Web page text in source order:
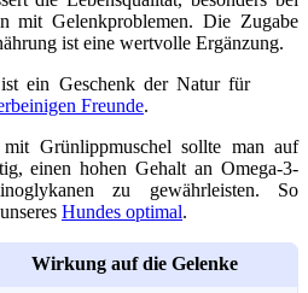
mit Gelenkproblemen. Die Zugabe
ist eine wertvolle Ergänzung.
ein Geschenk der Natur für
Freunde.
Grünlippmuschel sollte man auf
einen hohen Gehalt an Omega-3-
zu gewährleisten. So
Hundes optimal.
Wirkung auf die Gelenke